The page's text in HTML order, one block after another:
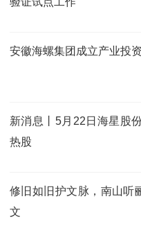
安徽海螺集团成立产业投
新消息丨5月22日海星股
热股
修旧如旧护文脉，南山听
文